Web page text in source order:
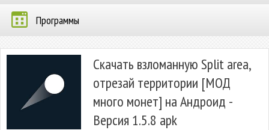
Программы
Скачать взломанную Split area,
отрезай территории [МОД
много монет] на Андроид -
Версия 1.5.8 apk